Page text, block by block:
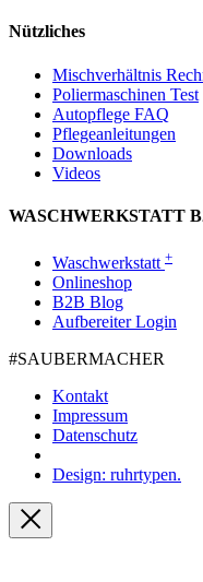
Nützliches
Mischverhältnis
Poliermaschinen Test
Autopflege FAQ
Pflegeanleitungen
Downloads
Videos
WASCHWERKSTATT
Waschwerkstatt +
Onlineshop
B2B Blog
Aufbereiter Login
#SAUBER­MACHER
Kontakt
Impressum
Datenschutz
Design: ruhrtypen.